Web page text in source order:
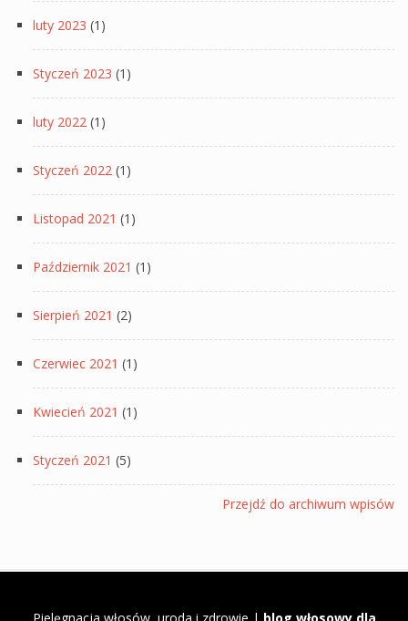
luty 2023 (1)
Styczeń 2023 (1)
luty 2022 (1)
Styczeń 2022 (1)
Listopad 2021 (1)
Październik 2021 (1)
Sierpień 2021 (2)
Czerwiec 2021 (1)
Kwiecień 2021 (1)
Styczeń 2021 (5)
Przejdź do archiwum wpisów